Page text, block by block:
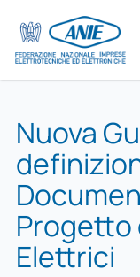
Nuova
Progetto
Elettrici